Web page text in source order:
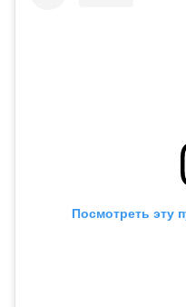
Посмотреть эту